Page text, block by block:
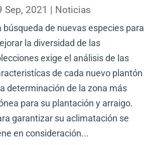
Sep, 2021 | Noticias
búsqueda de nuevas especies para
la diversidad de las
exige el análisis de las
de cada nuevo plantón
determinación de la zona más
para su plantación y arraigo.
garantizar su aclimatación se
en consideración...